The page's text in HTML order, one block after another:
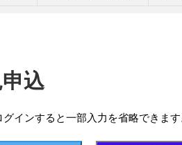
込
グインすると一部入力を省略できます